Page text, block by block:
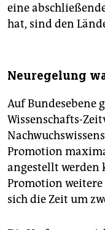
eine
hat, sind den
Neuregelung
Auf Bundesebene
Wissenschafts-
Promotion
angestellt werden
Promotion weitere
sich die Zeit um